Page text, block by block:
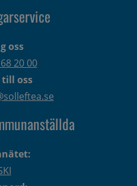
oss
20 00
oss